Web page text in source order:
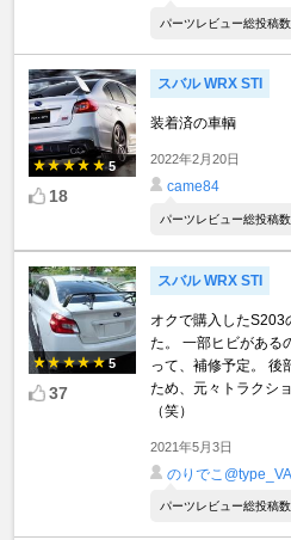
パーツレビュー総投稿
5
18
スバル WRX STI
装着済の車輌
2022年2月20日
came84
パーツレビュー総投稿
5
37
スバル WRX STI
オクで購入したS203
た。 一部ヒビがある
って、補修予定。 後
ため、元々トラクシ
（笑）
2021年5月3日
のりでこ@type_VA
パーツレビュー総投稿